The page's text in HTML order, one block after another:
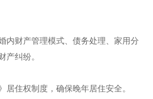
内财产管理模式、债务处理、家用分
产纠纷。
居住权制度，确保晚年居住安全。